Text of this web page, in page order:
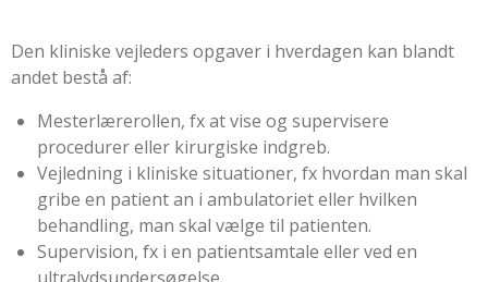
Den kliniske vejleders opgaver i hverdagen kan blandt
andet bestå af:
Mesterlærerollen, fx at vise og supervisere
procedurer eller kirurgiske indgreb.
Vejledning i kliniske situationer, fx hvordan man skal
gribe en patient an i ambulatoriet eller hvilken
behandling, man skal vælge til patienten.
Supervision, fx i en patientsamtale eller ved en